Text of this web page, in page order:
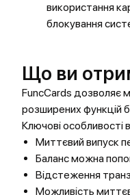
використання
блокування
Що ви
FuncCards дозволяє
розширених функцій
Ключові
Миттєвий випуск
Баланс можна
Відстеження
Можливість